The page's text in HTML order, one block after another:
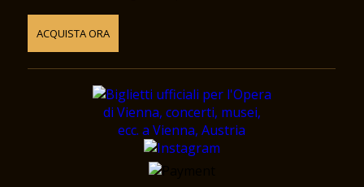
ACQUISTA ORA